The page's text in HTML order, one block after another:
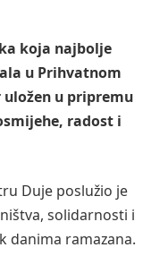
koja najbolje
u Prihvatnom
u pripremu
radost i
Duje poslužio je
solidarnosti i
danima ramazana.